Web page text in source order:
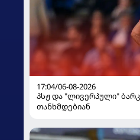
17:04/06-08-2026
პსჟ და "ლივერპული"
თანხმდებიან